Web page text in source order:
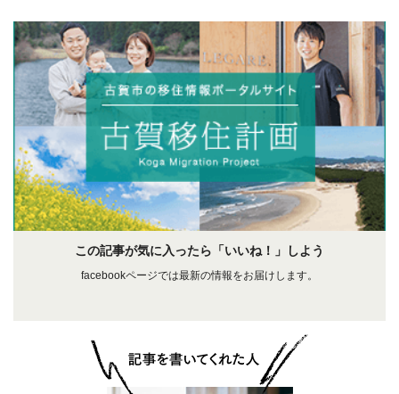
この記事が気に入ったら「いいね！」しよう
facebookページでは最新の情報をお届けします。